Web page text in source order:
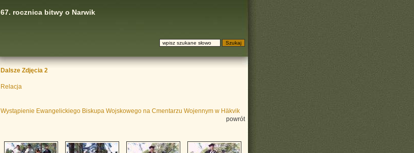
67. rocznica bitwy o Narwik
Dalsze Zdjęcia 2
Relacja
Wystąpienie Ewangelickiego Biskupa Wojskowego na Cmentarzu Wojennym w Häkvik
powrót